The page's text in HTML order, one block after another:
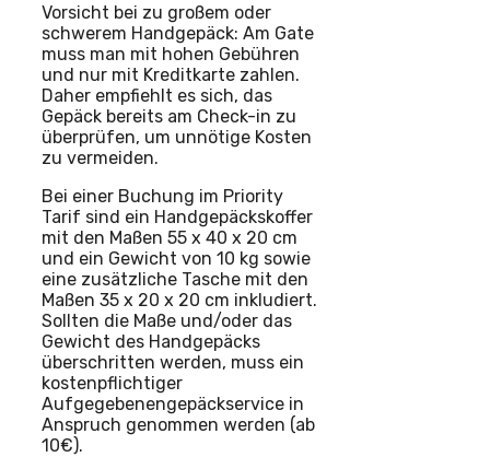
Vorsicht bei zu großem oder
schwerem Handgepäck: Am Gate
muss man mit hohen Gebühren
und nur mit Kreditkarte zahlen.
Daher empfiehlt es sich, das
Gepäck bereits am Check-in zu
überprüfen, um unnötige Kosten
zu vermeiden.
Bei einer Buchung im Priority
Tarif sind ein Handgepäckskoffer
mit den Maßen 55 x 40 x 20 cm
und ein Gewicht von 10 kg sowie
eine zusätzliche Tasche mit den
Maßen 35 x 20 x 20 cm inkludiert.
Sollten die Maße und/oder das
Gewicht des Handgepäcks
überschritten werden, muss ein
kostenpflichtiger
Aufgegebenengepäckservice in
Anspruch genommen werden (ab
10€).